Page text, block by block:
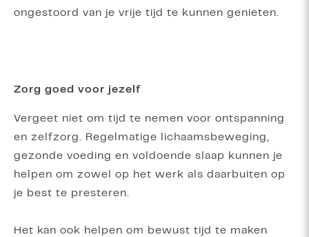
ongestoord van je vrije tijd te kunnen genieten.
Zorg goed voor jezelf
Vergeet niet om tijd te nemen voor ontspanning
en zelfzorg. Regelmatige lichaamsbeweging,
gezonde voeding en voldoende slaap kunnen je
helpen om zowel op het werk als daarbuiten op
je best te presteren.
Het kan ook helpen om bewust tijd te maken